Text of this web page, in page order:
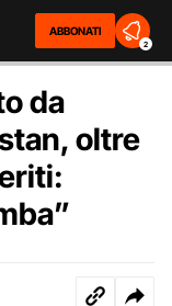
ABBONATI
2
da
oltre